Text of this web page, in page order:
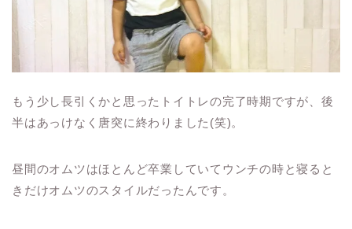
もう少し長引くかと思ったトイトレの完了時期ですが、後
半はあっけなく唐突に終わりました(笑)。
昼間のオムツはほとんど卒業していてウンチの時と寝ると
きだけオムツのスタイルだったんです。